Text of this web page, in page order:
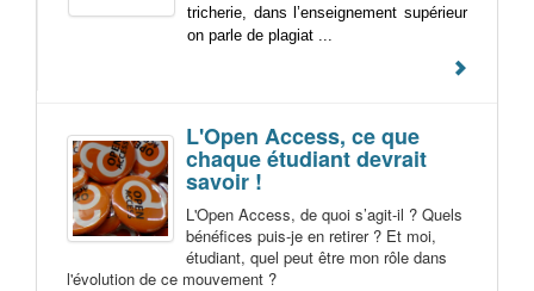
tricherie, dans l’enseignement supérieur
on parle de plagiat ...
L'Open Access, ce que
chaque étudiant devrait
savoir !
L'Open Access, de quoi s’agit-il ? Quels
bénéfices puis-je en retirer ? Et moi,
étudiant, quel peut être mon rôle dans
l'évolution de ce mouvement ?